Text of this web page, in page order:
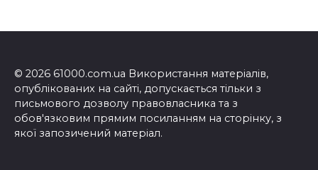
© 2026 61000.com.ua Використання матеріалів,
опублікованих на сайті, допускається тільки з
письмового дозволу правовласника та з
обов'язковим прямим посиланням на сторінку, з
якої запозичений матеріал.